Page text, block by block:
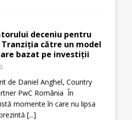
deceniu pentru
Tranziția către un model
bazat pe investiții
de Daniel Anghel, Country
PwC România În
momente în care nu lipsa
[...]